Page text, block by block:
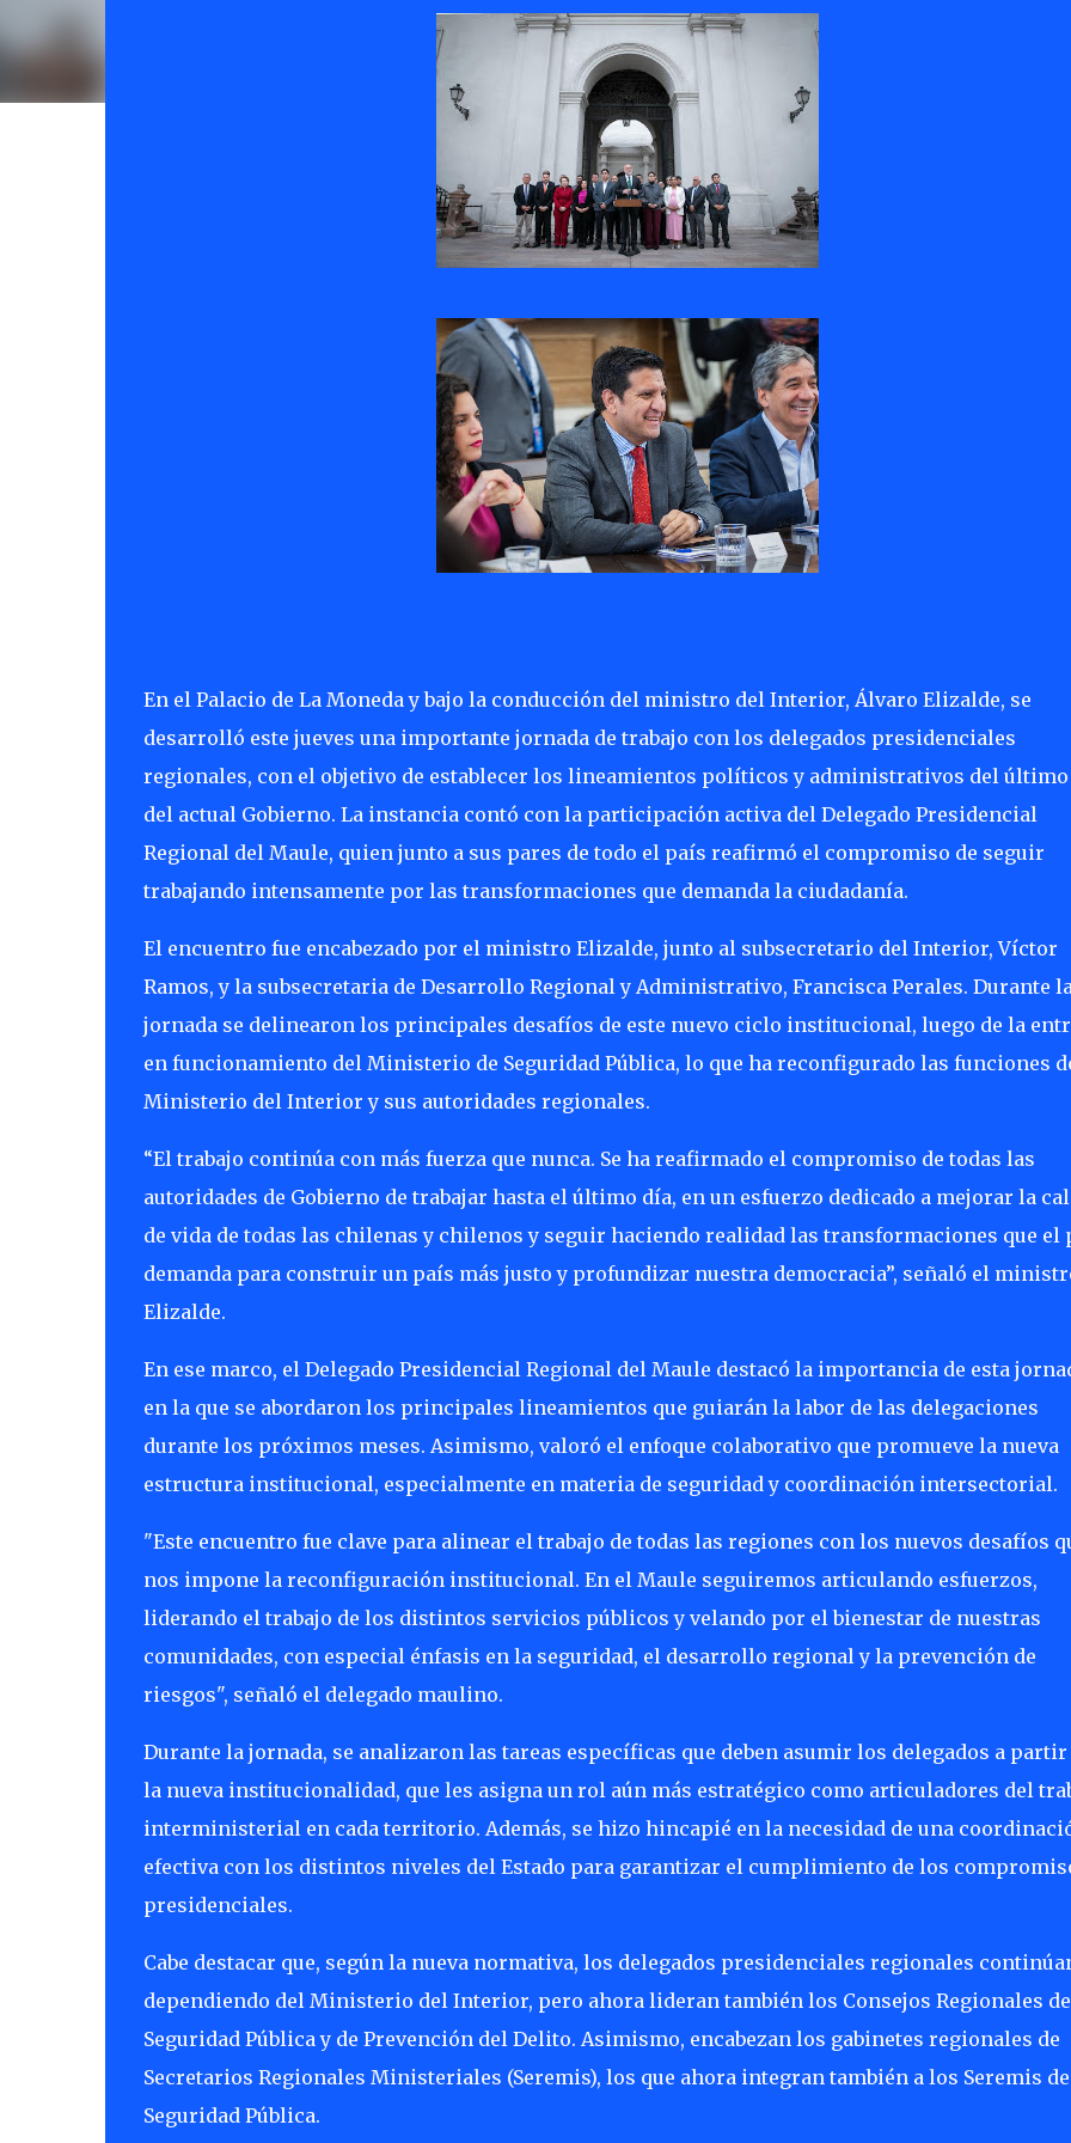
En el Palacio de La Moneda y bajo la conducción del ministro del Interior, Álvaro Elizalde, se
desarrolló este jueves una importante jornada de trabajo con los delegados presidenciales
regionales, con el objetivo de establecer los lineamientos políticos y administrativos del último
del actual Gobierno. La instancia contó con la participación activa del Delegado Presidencial
Regional del Maule, quien junto a sus pares de todo el país reafirmó el compromiso de seguir
trabajando intensamente por las transformaciones que demanda la ciudadanía.
El encuentro fue encabezado por el ministro Elizalde, junto al subsecretario del Interior, Víctor
Ramos, y la subsecretaria de Desarrollo Regional y Administrativo, Francisca Perales. Durante
jornada se delinearon los principales desafíos de este nuevo ciclo institucional, luego de la
en funcionamiento del Ministerio de Seguridad Pública, lo que ha reconfigurado las funciones
Ministerio del Interior y sus autoridades regionales.
“El trabajo continúa con más fuerza que nunca. Se ha reafirmado el compromiso de todas las
autoridades de Gobierno de trabajar hasta el último día, en un esfuerzo dedicado a mejorar la
de vida de todas las chilenas y chilenos y seguir haciendo realidad las transformaciones que el
demanda para construir un país más justo y profundizar nuestra democracia”, señaló el
Elizalde.
En ese marco, el Delegado Presidencial Regional del Maule destacó la importancia de esta
en la que se abordaron los principales lineamientos que guiarán la labor de las delegaciones
durante los próximos meses. Asimismo, valoró el enfoque colaborativo que promueve la nueva
estructura institucional, especialmente en materia de seguridad y coordinación intersectorial.
"Este encuentro fue clave para alinear el trabajo de todas las regiones con los nuevos desafíos
nos impone la reconfiguración institucional. En el Maule seguiremos articulando esfuerzos,
liderando el trabajo de los distintos servicios públicos y velando por el bienestar de nuestras
comunidades, con especial énfasis en la seguridad, el desarrollo regional y la prevención de
riesgos", señaló el delegado maulino.
Durante la jornada, se analizaron las tareas específicas que deben asumir los delegados a partir
la nueva institucionalidad, que les asigna un rol aún más estratégico como articuladores del
interministerial en cada territorio. Además, se hizo hincapié en la necesidad de una
efectiva con los distintos niveles del Estado para garantizar el cumplimiento de los
presidenciales.
Cabe destacar que, según la nueva normativa, los delegados presidenciales regionales
dependiendo del Ministerio del Interior, pero ahora lideran también los Consejos Regionales de
Seguridad Pública y de Prevención del Delito. Asimismo, encabezan los gabinetes regionales de
Secretarios Regionales Ministeriales (Seremis), los que ahora integran también a los Seremis de
Seguridad Pública.